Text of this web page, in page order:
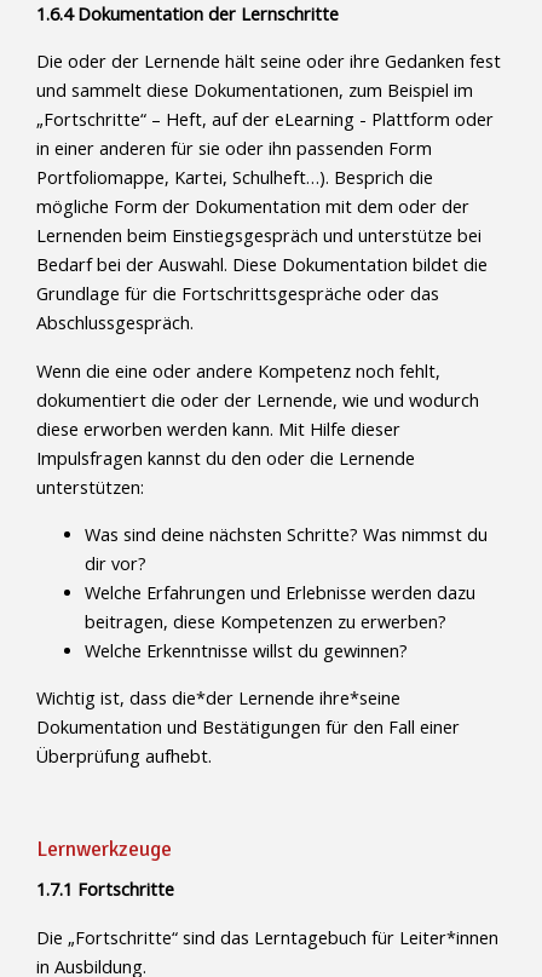
1.6.4 Dokumentation der Lernschritte
Die oder der Lernende hält seine oder ihre Gedanken fest
und sammelt diese Dokumentationen, zum Beispiel im
„Fortschritte“ – Heft, auf der eLearning - Plattform oder
in einer anderen für sie oder ihn passenden Form
Portfoliomappe, Kartei, Schulheft…). Besprich die
mögliche Form der Dokumentation mit dem oder der
Lernenden beim Einstiegsgespräch und unterstütze bei
Bedarf bei der Auswahl. Diese Dokumentation bildet die
Grundlage für die Fortschrittsgespräche oder das
Abschlussgespräch.
Wenn die eine oder andere Kompetenz noch fehlt,
dokumentiert die oder der Lernende, wie und wodurch
diese erworben werden kann. Mit Hilfe dieser
Impulsfragen kannst du den oder die Lernende
unterstützen:
Was sind deine nächsten Schritte? Was nimmst du
dir vor?
Welche Erfahrungen und Erlebnisse werden dazu
beitragen, diese Kompetenzen zu erwerben?
Welche Erkenntnisse willst du gewinnen?
Wichtig ist, dass die*der Lernende ihre*seine
Dokumentation und Bestätigungen für den Fall einer
Überprüfung aufhebt.
Lernwerkzeuge
1.7.1 Fortschritte
Die „Fortschritte“ sind das Lerntagebuch für Leiter*innen
in Ausbildung.